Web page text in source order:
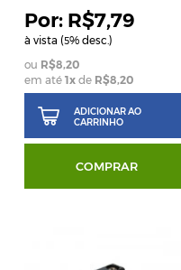
R$7,79
à vista (5% desc.)
R$8,20
em até1x de R$8,20
ADICIONAR AO
CARRINHO
COMPRAR